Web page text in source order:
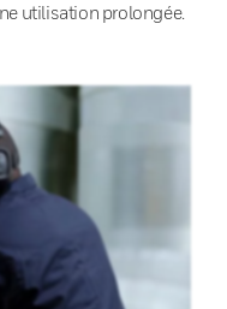
utilisation prolongée.